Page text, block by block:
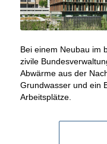
Bei einem Neubau im
zivile
Abwärme aus der
Grundwasser und ein
Arbeitsplätze.